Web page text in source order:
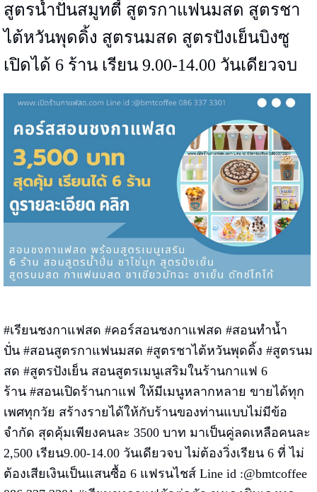
สูตรน้ำปั่นสมูทตี้ สูตรกาแฟนมสด สูตรชา
ไต้หวันพุดดิ้ง สูตรนมสด สูตรปังเย็นบิงซู
เปิดได้ 6 ร้าน เรียน 9.00-14.00 วันเดียวจบ
#เรียนชงกาแฟสด #คอร์สอนชงกาแฟสด #สอนทำน้ำ
ปั่น #สอนสูตรกาแฟนมสด #สูตรชาไต้หวันพุดดิ้ง #สูตรนม
สด #สูตรปังเย็นสอนสูตรเมนูเสริมในร้านกาแฟ 6
ร้าน #สอนเปิดร้านกาแฟ ให้มีเมนูหลากหลาย ขายได้ทุก
เพศทุกวัย สร้างรายได้ให้กับร้านของท่านแบบไม่มีข้อ
จำกัด สุดคุ้มเพียงคนละ 3500 บาท มาเป็นคู่ลดเหลือคนละ
2,500 เรียน9.00-14.00 วันเดียวจบ ไม่ต้องวิ่งเรียน 6 ที่ ไม่
ต้องเสียเงินเป็นแสนซื้อ 6 แฟรนไชส์ Line id :@bmtcoffee